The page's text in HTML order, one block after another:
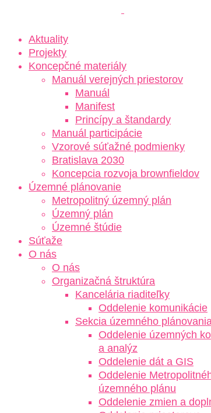
Aktuality
Projekty
Koncepčné materiály
Manuál verejných priestorov
Manuál
Manifest
Princípy a štandardy
Manuál participácie
Vzorové súťažné podmienky
Bratislava 2030
Koncepcia rozvoja brownfieldov
Územné plánovanie
Metropolitný územný plán
Územný plán
Územné štúdie
Súťaže
O nás
O nás
Organizačná štruktúra
Kancelária riaditeľky
Oddelenie komunikácie
Sekcia územného
Oddelenie územných
a analýz
Oddelenie dát a GIS
Oddelenie
územného plánu
Oddelenie zmien a